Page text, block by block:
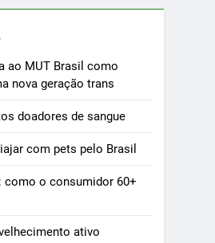
ao MUT Brasil como
nova geração trans
doadores de sangue
com pets pelo Brasil
como o consumidor 60+
ativo